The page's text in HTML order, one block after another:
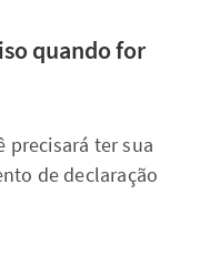
quando for
precisará ter sua
de declaração